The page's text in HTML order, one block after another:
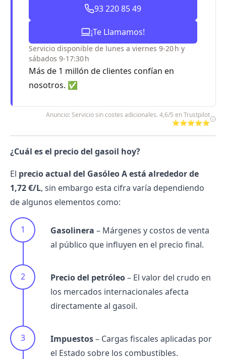
93 220 85 49
¡Te Llamamos!
Servicio disponible de lunes a viernes 9-20 h y
sábados 9-17:30 h
Más de 1 millón de clientes confían en
nosotros. ✅
Anuncio: Servicio sin costes adicionales. 4,6/5 en Trustpilot
⭐⭐⭐⭐⭐
¿Cuál es el precio del gasoil hoy?
El precio actual del Gasóleo A está alrededor de
1,72 €/L, sin embargo esta cifra varía dependiendo
de algunos elementos como:
Gasolinera – Márgenes y costos de venta
al público que influyen en el precio final.
Precio del petróleo– El valor del crudo en
los mercados internacionales afecta
directamente al gasoil.
Impuestos– Cargas fiscales aplicadas por
el Estado sobre los combustibles.